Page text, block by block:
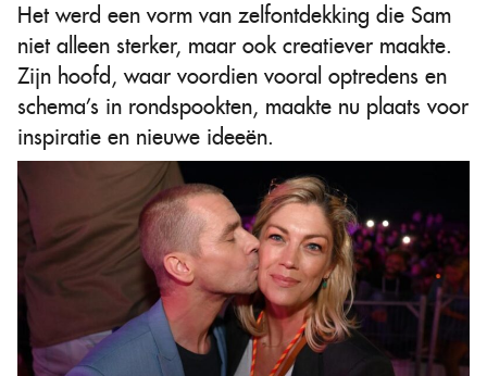
Het werd een vorm van zelfontdekking die Sam
niet alleen sterker, maar ook creatiever maakte.
Zijn hoofd, waar voordien vooral optredens en
schema’s in rondspookten, maakte nu plaats voor
inspiratie en nieuwe ideeën.